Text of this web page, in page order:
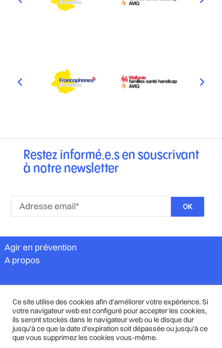
Restez informé.e.s en souscrivant
à notre newsletter
OK
Agir en prévention
A propos
Répertoire des services
Webinaires
Ce site utilise des cookies afin d’améliorer votre expérience. Si
votre navigateur web est configuré pour accepter les cookies,
ils seront stockés dans le navigateur web ou le disque dur
jusqu’à ce que la date d’expiration soit dépassée ou jusqu’à ce
que vous supprimez les cookies vous-même.